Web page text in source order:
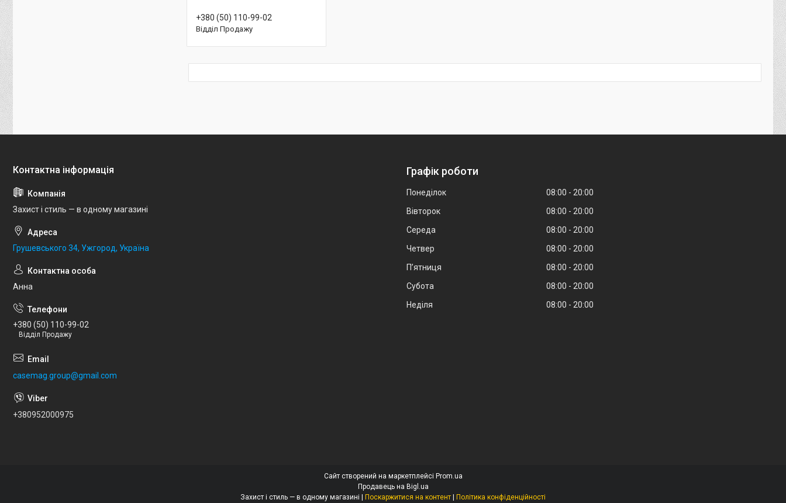
+380 (50) 110-99-02
Відділ Продажу
Захист і стиль — в одному магазині
Грушевського 34, Ужгород, Україна
Анна
+380 (50) 110-99-02
Відділ Продажу
casemag.group@gmail.com
+380952000975
Графік роботи
Понеділок 08:00
20:00
Вівторок
08:00
20:00
Середа
08:00
20:00
Четвер
08:00
20:00
Пʼятниця
08:00
20:00
Субота
08:00
20:00
Неділя
08:00 20:00
Сайт створений на маркетплейсі Prom.ua
Продавець на Bigl.ua
Поскаржитися на контент Політика конфіденційності